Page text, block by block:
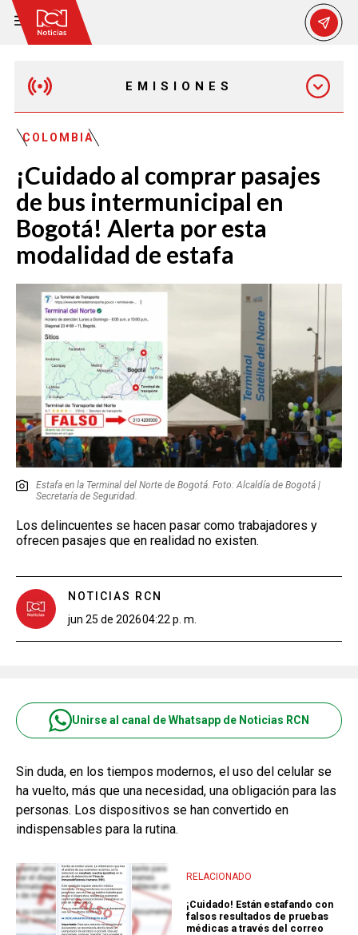
EMISIONES
EMISIÓN 12:30 PM
EMISIÓN 7:00 PM
EMISIÓN 11:30 PM
COLOMBIA
¡Cuidado al comprar pasajes
de bus intermunicipal en
Bogotá! Alerta por esta
modalidad de estafa
Estafa en la Terminal del Norte de Bogotá. Foto: Alcaldía de Bogotá |
Secretaría de Seguridad.
Los delincuentes se hacen pasar como trabajadores y
ofrecen pasajes que en realidad no existen.
NOTICIAS RCN
jun 25 de 202604:22 p. m.
Unirse al canal de Whatsapp de Noticias RCN
Sin duda, en los tiempos modernos, el uso del celular se
ha vuelto, más que una necesidad, una obligación para las
personas. Los dispositivos se han convertido en
indispensables para la rutina.
RELACIONADO
¡Cuidado! Están estafando con
falsos resultados de pruebas
médicas a través del correo